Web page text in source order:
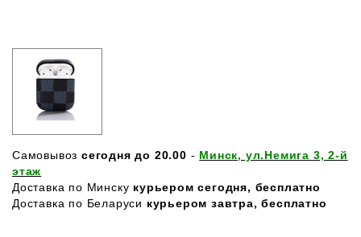
Самовывоз сегодня до 20.00 - Минск, ул.Немига 3, 2-й
этаж
Доставка по Минску курьером сегодня, бесплатно
Доставка по Беларуси курьером завтра, бесплатно